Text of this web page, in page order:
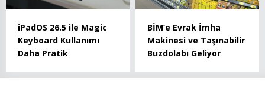
iPadOS 26.5 ile Magic
Keyboard Kullanımı
Daha Pratik
BİM’e Evrak İmha
Makinesi ve Taşınabilir
Buzdolabı Geliyor